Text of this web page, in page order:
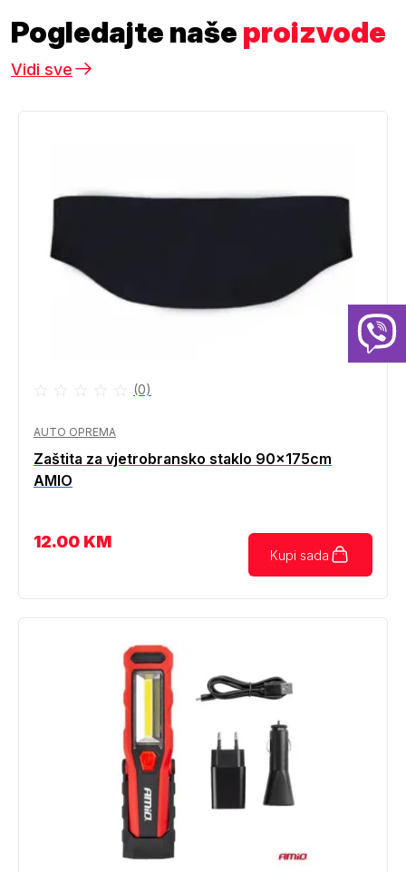
Pogledajte naše proizvode
Vidi sve
(0)
AUTO OPREMA
Zaštita za vjetrobransko staklo 90x175cm
AMIO
12.00 KM
Kupi sada